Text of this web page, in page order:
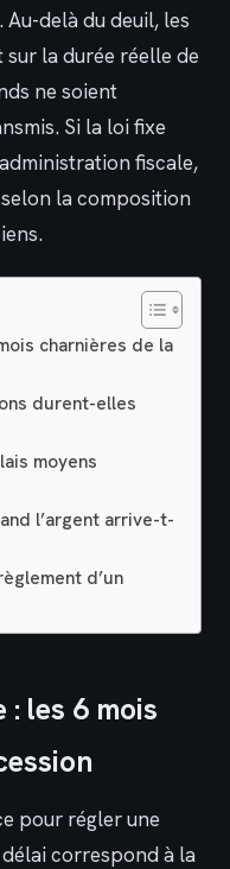
delà du deuil, les
la durée réelle de
ne soient
Si la loi fixe
fiscale,
la composition
charnières de la
durent-elles
moyens
l’argent arrive-t-
d’un
: les 6 mois
pour régler une
délai correspond à la